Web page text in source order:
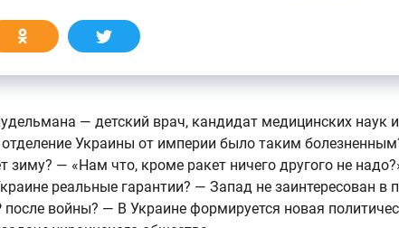
— детский врач, кандидат медицинских наук
Украины от империи было таким
зиму? — «Нам что, кроме ракет ничего другого не
реальные гарантии? — Запад не заинтересован в
войны? — В Украине формируется новая